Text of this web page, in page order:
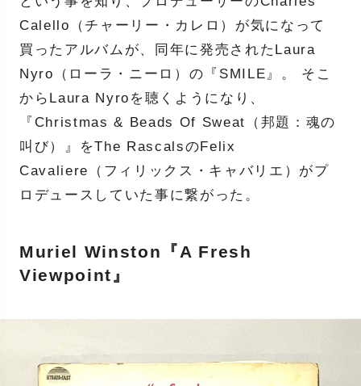
Calello（チャーリー・カレロ）が気になって
買ったアルバムが、同年に発売されたLaura
Nyro（ローラ・ニーロ）の『SMILE』。 そこ
からLaura Nyroを聴くようになり、
『Christmas & Beads Of Sweat（邦題：魂の
叫び）』をThe RascalsのFelix
Cavaliere（フィリックス・キャバリエ）がプ
ロデュースしていた事に繋がった。
Muriel Winston『A Fresh
Viewpoint』